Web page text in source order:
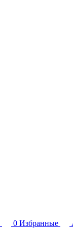
0 Избранные